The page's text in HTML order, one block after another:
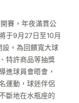
賽，年夜滿貫公
于9月27日至10月
設。為回饋寬大球
特許商品等抽獎
進球員會晤會，
運動，球迷伴侶
斷地在水瓶座的